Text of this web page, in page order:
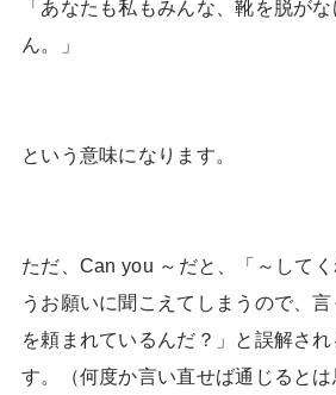
「あなたも私もみんな、靴を脱が
ん。」
という意味になります。
ただ、Can you ～だと、「～して
うお願いに聞こえてしまうので、
を頼まれているんだ？」と誤解さ
す。（何度か言い直せば通じるとは